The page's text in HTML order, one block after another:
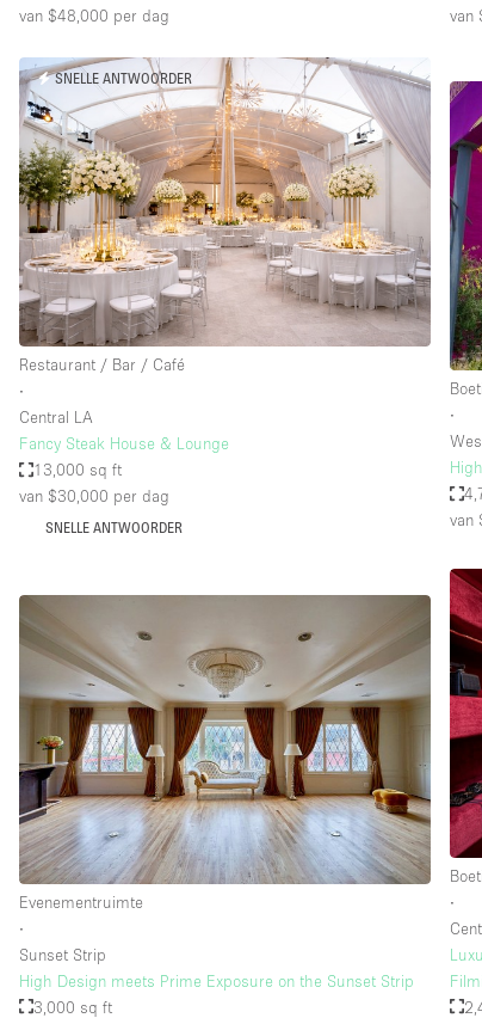
Begane grond
Concierge
Dakterras
Elektriciteit
Grote entree
Industrieel
Kantoorbenodigdheden
Toiletten
Tuin
Verwarming
Water Access
Verdieping/Toegang: Souterrain
van $48,000 per dag
van
SNELLE ANTWOORDER
Restaurant / Bar / Café
∙
Central LA
Fancy Steak House & Lounge
13,000 sq ft
van $30,000 per dag
SNELLE ANTWOORDER
∙
van
Evenementruimte
∙
Sunset Strip
High Design meets Prime Exposure on the Sunset Strip
3,000 sq ft
∙